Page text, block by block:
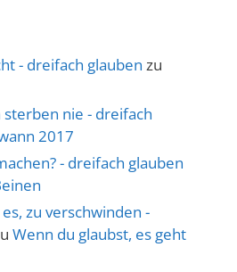
- dreifach glauben zu
nie - dreifach
2017
- dreifach glauben
zu verschwinden -
Wenn du glaubst, es geht